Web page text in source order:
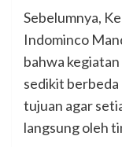
Sebelumnya,
Indominco
bahwa
sedikit berbeda
tujuan agar
langsung oleh